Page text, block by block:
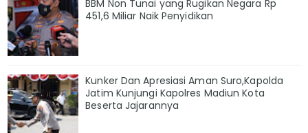
BBM Non Tunai yang Rugikan Negara Rp
451,6 Miliar Naik Penyidikan
Kunker Dan Apresiasi Aman Suro,Kapolda
Jatim Kunjungi Kapolres Madiun Kota
Beserta Jajarannya